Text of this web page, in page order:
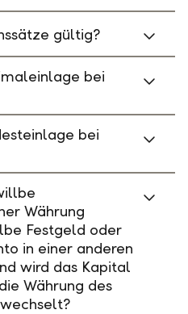
gültig?
bei
bei
Währung
Festgeld oder
in einer anderen
wird das Kapital
Währung des